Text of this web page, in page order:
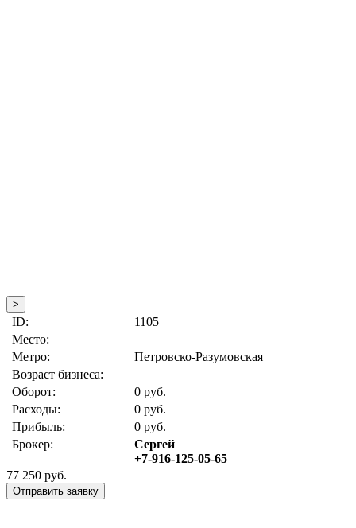
>
ID:
1105
Место:
Метро:
Петровско-Разумовская
Возраст бизнеса:
Оборот:
0 руб.
Расходы:
0 руб.
Прибыль:
0 руб.
Брокер:
Сергей
+7-916-125-05-65
77 250 руб.
Отправить заявку